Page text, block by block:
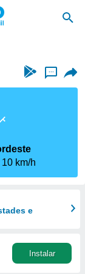
...
10 km/h
e
Instalar